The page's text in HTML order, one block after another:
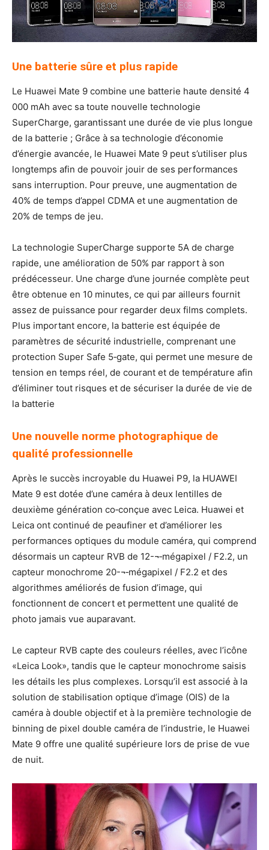
Une batterie sûre et plus rapide
Le Huawei Mate 9 combine une batterie haute densité 4
000 mAh avec sa toute nouvelle technologie
SuperCharge, garantissant une durée de vie plus longue
de la batterie ; Grâce à sa technologie d’économie
d’énergie avancée, le Huawei Mate 9 peut s’utiliser plus
longtemps afin de pouvoir jouir de ses performances
sans interruption. Pour preuve, une augmentation de
40% de temps d’appel CDMA et une augmentation de
20% de temps de jeu.
La technologie SuperCharge supporte 5A de charge
rapide, une amélioration de 50% par rapport à son
prédécesseur. Une charge d’une journée complète peut
être obtenue en 10 minutes, ce qui par ailleurs fournit
assez de puissance pour regarder deux films complets.
Plus important encore, la batterie est équipée de
paramètres de sécurité industrielle, comprenant une
protection Super Safe 5‐gate, qui permet une mesure de
tension en temps réel, de courant et de température afin
d’éliminer tout risques et de sécuriser la durée de vie de
la batterie
Une nouvelle norme photographique de
qualité professionnelle
Après le succès incroyable du Huawei P9, la HUAWEI
Mate 9 est dotée d’une caméra à deux lentilles de
deuxième génération co‐conçue avec Leica. Huawei et
Leica ont continué de peaufiner et d’améliorer les
performances optiques du module caméra, qui comprend
désormais un capteur RVB de 12-¬‐mégapixel / F2.2, un
capteur monochrome 20-¬‐mégapixel / F2.2 et des
algorithmes améliorés de fusion d’image, qui
fonctionnent de concert et permettent une qualité de
photo jamais vue auparavant.
Le capteur RVB capte des couleurs réelles, avec l’icône
«Leica Look», tandis que le capteur monochrome saisis
les détails les plus complexes. Lorsqu’il est associé à la
solution de stabilisation optique d’image (OIS) de la
caméra à double objectif et à la première technologie de
binning de pixel double caméra de l’industrie, le Huawei
Mate 9 offre une qualité supérieure lors de prise de vue
de nuit.